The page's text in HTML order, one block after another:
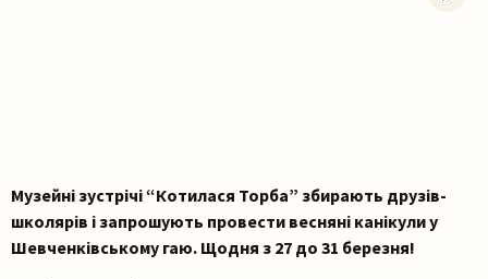
Музейні зустрічі “Котилася Торба” збирають друзів-
школярів і запрошують провести весняні канікули у
Шевченківському гаю. Щодня з 27 до 31 березня!